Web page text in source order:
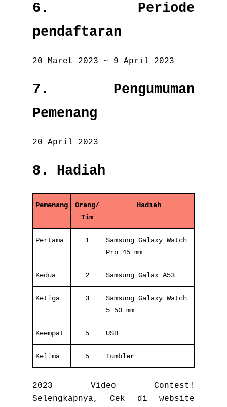
6. Periode
pendaftaran
20 Maret 2023 ~ 9 April 2023
7. Pengumuman
Pemenang
20 April 2023
8. Hadiah
Pemenang
Orang/
Tim
Hadiah
Pertama 1
Samsung Galaxy Watch
Pro 45 mm
Kedua 2 Samsung Galax A53
Ketiga 3
Samsung Galaxy Watch
5 50 mm
Keempat 5 USB
Kelima 5 Tumbler
2023 Video Contest!
Selengkapnya, Cek di website